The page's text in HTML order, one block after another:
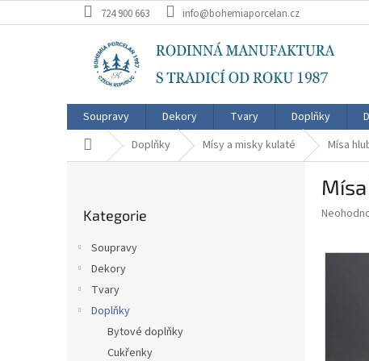
na
724 900 663 info@bohemiaporcelan.cz
Soupravy Dekory Tvary Doplňky
Domů Doplňky Mísy a misky kulaté Mísa
kategorie
Kategorie
Soupravy
Dekory
Tvary
Doplňky
Bytové doplňky
Cukřenky
Průměrné